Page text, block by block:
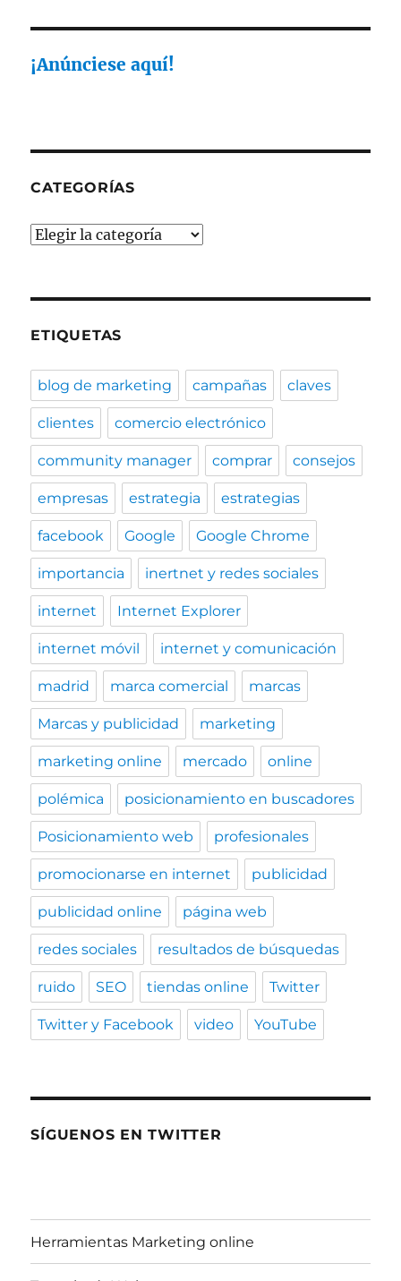
¡Anúnciese aquí!
CATEGORÍAS
Categorías
ETIQUETAS
blog de marketing campañas claves
clientes comercio electrónico
community manager comprar consejos
empresas estrategia estrategias
facebook Google Google Chrome
importancia inertnet y redes sociales
internet Internet Explorer
internet móvil internet y comunicación
madrid marca comercial marcas
Marcas y publicidad marketing
marketing online mercado online
polémica posicionamiento en buscadores
Posicionamiento web profesionales
promocionarse en internet publicidad
publicidad online página web
redes sociales resultados de búsquedas
ruido SEO tiendas online Twitter
Twitter y Facebook video YouTube
SÍGUENOS EN TWITTER
Herramientas Marketing online